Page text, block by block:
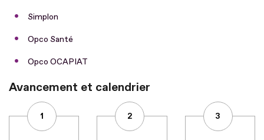
Simplon
Opco Santé
Opco OCAPIAT
Avancement et calendrier
1 2 3